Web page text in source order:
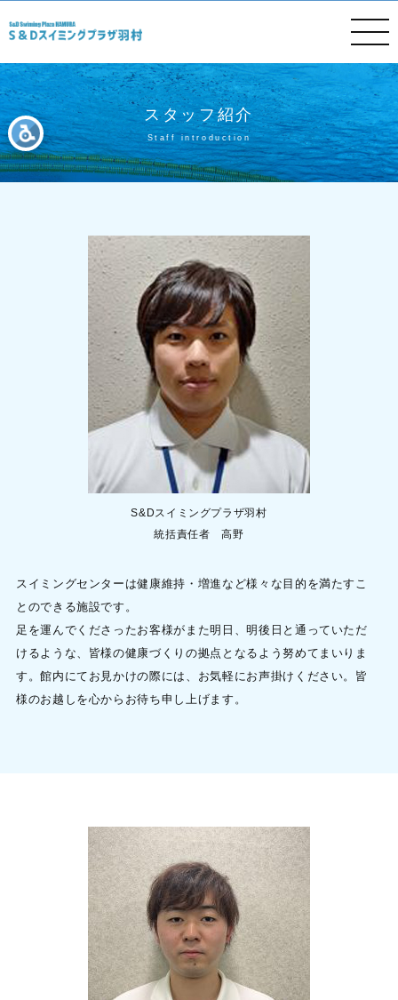
スタッフ紹介
Staff introduction
S&Dスイミングプラザ羽村
統括責任者 高野
スイミングセンターは健康維持・増進など様々な目的を満たすこ
とのできる施設です。
足を運んでくださったお客様がまた明日、明後日と通っていただ
けるような、皆様の健康づくりの拠点となるよう努めてまいりま
す。館内にてお見かけの際には、お気軽にお声掛けください。皆
様のお越しを心からお待ち申し上げます。